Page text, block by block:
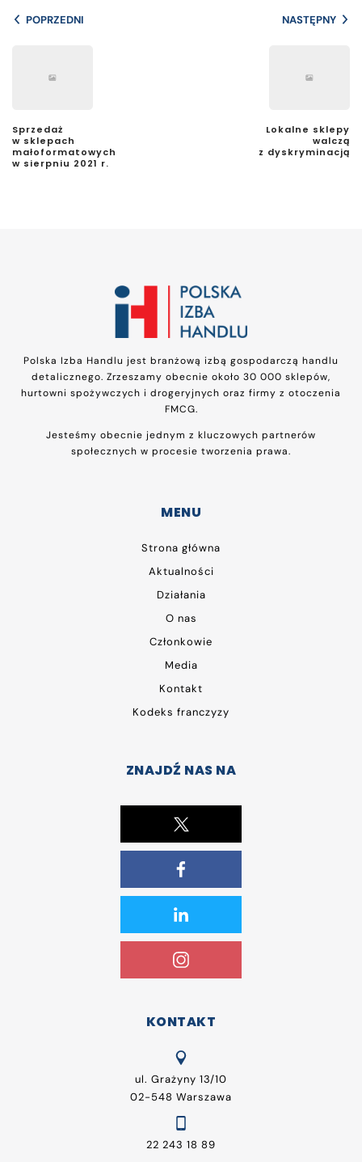
POPRZEDNI
Sprzedaż
w sklepach
małoformatowych
w sierpniu 2021 r.
NASTĘPNY
Lokalne sklepy
walczą
z dyskryminacją
Polska Izba Handlu jest branżową izbą gospodarczą handlu
detalicznego. Zrzeszamy obecnie około 30 000 sklepów,
hurtowni spożywczych i drogeryjnych oraz firmy z otoczenia
FMCG.
Jesteśmy obecnie jednym z kluczowych partnerów
społecznych w procesie tworzenia prawa.
MENU
Strona główna
Aktualności
Działania
O nas
Członkowie
Media
Kontakt
Kodeks franczyzy
ZNAJDŹ NAS NA
KONTAKT
ul. Grażyny 13/10
02-548 Warszawa
22 243 18 89